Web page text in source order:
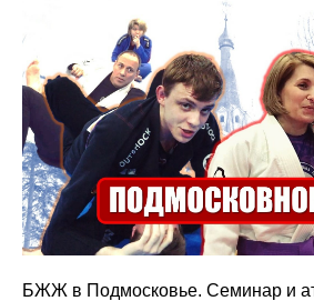
БЖЖ в Подмосковье. Семинар и